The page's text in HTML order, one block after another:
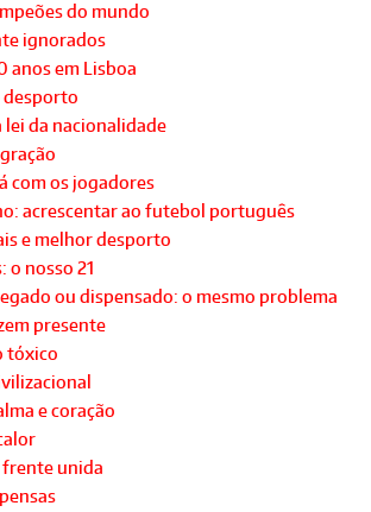
do mundo
ignorados
anos em Lisboa
desporto
lei da nacionalidade
com os jogadores
acrescentar ao futebol português
e melhor desporto
o nosso 21
ou dispensado: o mesmo problema
presente
tóxico
e coração
frente unida